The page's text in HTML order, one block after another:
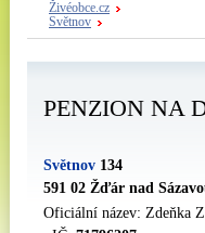
Živéobce.cz
Světnov
PENZION NA
Světnov 134
591 02 Žďár nad
Oficiální název: Zdeňka